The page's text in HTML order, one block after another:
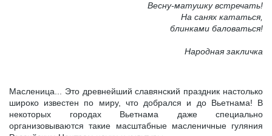
Весну-матушку встречать!
На санях кататься,
блинками баловаться!
Народная закличка
Масленица... Это древнейший славянский праздник настолько
широко известен по миру, что добрался и до Вьетнама! В
некоторых городах Вьетнама даже специально
организовываются такие масштабные масленичные гуляния